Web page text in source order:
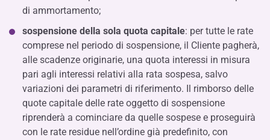
di ammortamento;
sospensione della sola quota capitale: per tutte le rate
comprese nel periodo di sospensione, il Cliente pagherà,
alle scadenze originarie, una quota interessi in misura
pari agli interessi relativi alla rata sospesa, salvo
variazioni dei parametri di riferimento. Il rimborso delle
quote capitale delle rate oggetto di sospensione
riprenderà a cominciare da quelle sospese e proseguirà
con le rate residue nell’ordine già predefinito, con